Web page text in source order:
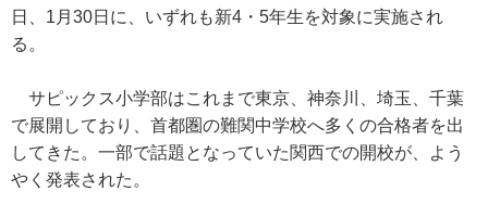
日、1月30日に、いずれも新4・5年生を対象に実施され
る。
サピックス小学部はこれまで東京、神奈川、埼玉、千葉
で展開しており、首都圏の難関中学校へ多くの合格者を出
してきた。一部で話題となっていた関西での開校が、よう
やく発表された。